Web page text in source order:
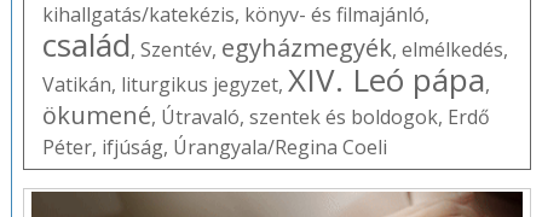
kihallgatás/katekézis, könyv- és filmajánló,
család, Szentév, egyházmegyék, elmélkedés,
Vatikán, liturgikus jegyzet, XIV. Leó pápa,
ökumené, Útravaló, szentek és boldogok, Erdő
Péter, ifjúság, Úrangyala/Regina Coeli